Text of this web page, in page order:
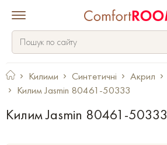
Килими Синтетичні Акрил
Килим Jasmin 80461-50333
Килим Jasmin 80461-50333